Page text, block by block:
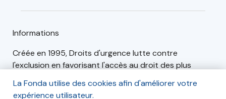
Informations
Créée en 1995, Droits d'urgence lutte contre
l'exclusion en favorisant l'accès au droit des plus
principale cause de l'exclusion, Droits d'urgence
La Fonda utilise des cookies afin d'améliorer votre
expérience utilisateur.